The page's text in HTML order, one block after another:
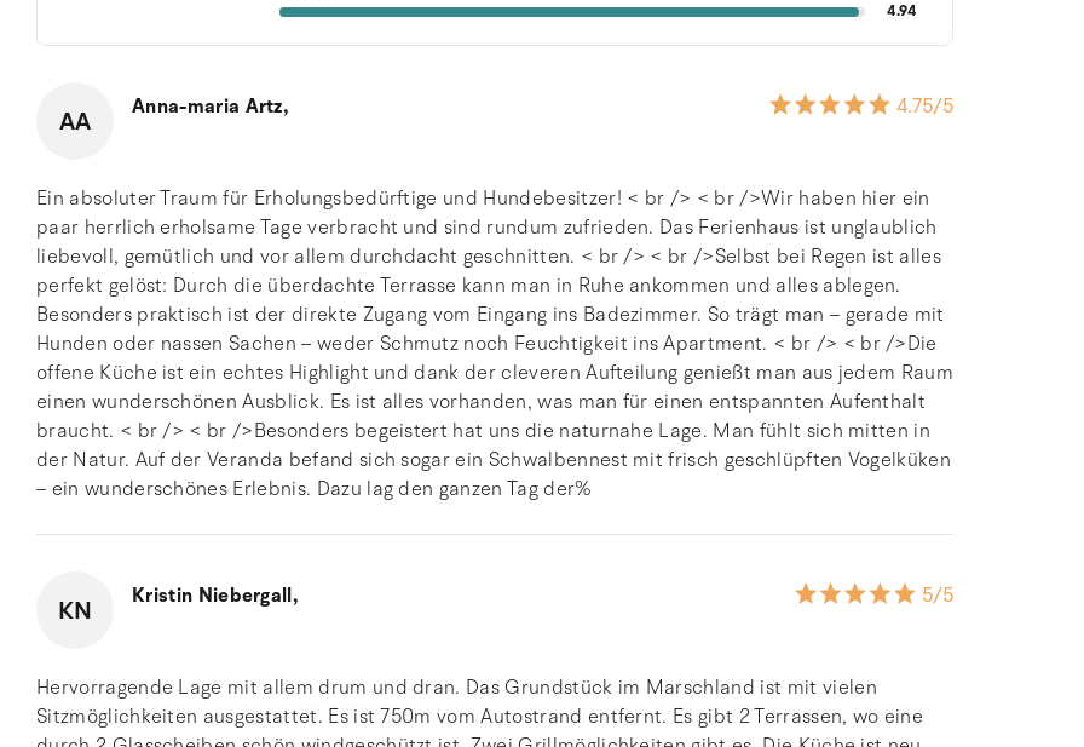
4.94
AA Anna-maria Artz, 4.75/5
Ein absoluter Traum für Erholungsbedürftige und Hundebesitzer! < br /> < br />Wir haben hier ein
paar herrlich erholsame Tage verbracht und sind rundum zufrieden. Das Ferienhaus ist unglaublich
liebevoll, gemütlich und vor allem durchdacht geschnitten. < br /> < br />Selbst bei Regen ist alles
perfekt gelöst: Durch die überdachte Terrasse kann man in Ruhe ankommen und alles ablegen.
Besonders praktisch ist der direkte Zugang vom Eingang ins Badezimmer. So trägt man – gerade mit
Hunden oder nassen Sachen – weder Schmutz noch Feuchtigkeit ins Apartment. < br /> < br />Die
offene Küche ist ein echtes Highlight und dank der cleveren Aufteilung genießt man aus jedem Raum
einen wunderschönen Ausblick. Es ist alles vorhanden, was man für einen entspannten Aufenthalt
braucht. < br /> < br />Besonders begeistert hat uns die naturnahe Lage. Man fühlt sich mitten in
der Natur. Auf der Veranda befand sich sogar ein Schwalbennest mit frisch geschlüpften Vogelküken
– ein wunderschönes Erlebnis. Dazu lag den ganzen Tag der%
KN Kristin Niebergall, 5/5
Hervorragende Lage mit allem drum und dran. Das Grundstück im Marschland ist mit vielen
Sitzmöglichkeiten ausgestattet. Es ist 750m vom Autostrand entfernt. Es gibt 2 Terrassen, wo eine